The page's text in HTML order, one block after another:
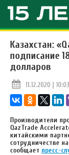
Казахстан:
подписание
долларов
11.12.2020 | 10:03
Производители
QazTrade
китайскими
сотрудничестве
сообщает пресс-